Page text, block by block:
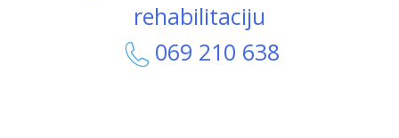
rehabilitaciju
069 210 638